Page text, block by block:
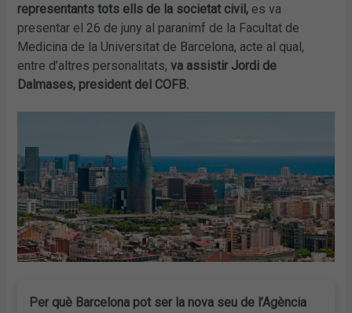
representants tots ells de la societat civil, es va
presentar el 26 de juny al paranimf de la Facultat de
Medicina de la Universitat de Barcelona, acte al qual,
entre d’altres personalitats,va assistir Jordi de
Dalmases, president del COFB.
Per què Barcelona pot ser la nova seu de l’Agència